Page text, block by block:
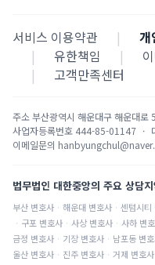
서비스 이용약관 | 개
|
유한책임 |
|
고객만족센터
주소부산광역시 해운대구 해운대로
사업자등록번호 444-85-01147 ·
이메일문의
법무법인 대한중앙의 주요 상담지
부산 변호사 · 해운대 변호사 · 센텀시티
· 구포 변호사 · 사상 변호사 · 사하 변
금정 변호사 · 기장 변호사 · 남포동 변
울산 변호사 · 진주 변호사 · 거제 변호사